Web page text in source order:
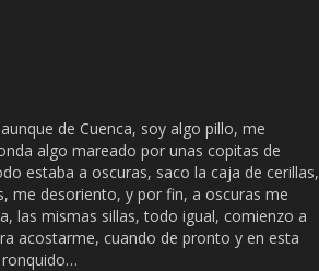
de Cuenca, soy algo pillo, me
algo mareado por unas copitas de
estaba a oscuras, saco la caja de cerillas,
me desoriento, y por fin, a oscuras me
las mismas sillas, todo igual, comienzo a
acostarme, cuando de pronto y en esta